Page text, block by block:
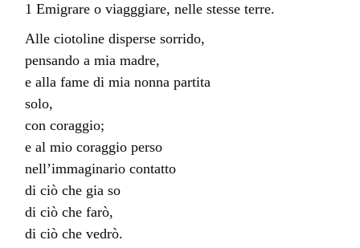
1 Emigrare o viagggiare, nelle stesse terre.
Alle ciotoline disperse sorrido,
pensando a mia madre,
e alla fame di mia nonna partita
solo,
con coraggio;
e al mio coraggio perso
nell’immaginario contatto
di ciò che gia so
di ciò che farò,
di ciò che vedrò.